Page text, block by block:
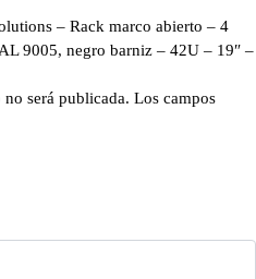
– Rack marco abierto – 4
9005, negro barniz – 42U – 19″ –
será publicada. Los campos